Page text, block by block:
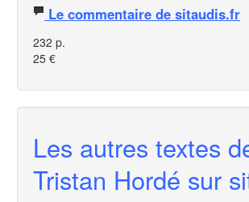
Le commentaire de sitaudis.fr
232 p.
25 €
Les autres textes
Tristan Hordé sur